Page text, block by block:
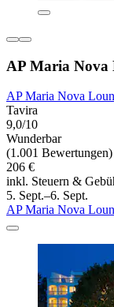
AP Maria Nova
AP Maria Nova
Tavira
9,0/10
Wunderbar
(1.001 Bewertungen)
206 €
inkl. Steuern &
5. Sept.–6. Sept.
AP Maria Nova